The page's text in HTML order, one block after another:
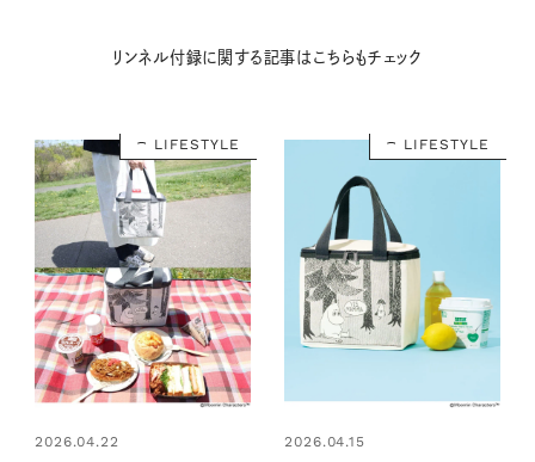
購入はこちら
購入はこちら
購入はこちら
CLOSE
リンネル付録に関する記事はこちらもチェック
LIFESTYLE
2026.04.22
LIFESTYLE
2026.04.15